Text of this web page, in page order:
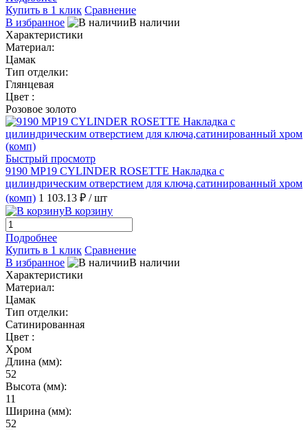
Купить в 1 клик Сравнение
В избранное
В наличии
Характеристики
Материал:
Цамак
Тип отделки:
Глянцевая
Цвет :
Розовое золото
Быстрый просмотр
9190 MP19 CYLINDER ROSETTE Накладка с
цилиндрическим отверстием для ключа,сатинированный хром
(комп) 1 103.13 ₽ / шт
В корзину
Подробнее
Купить в 1 клик Сравнение
В избранное
В наличии
Характеристики
Материал:
Цамак
Тип отделки:
Сатинированная
Цвет :
Хром
Длина (мм):
52
Высота (мм):
11
Ширина (мм):
52